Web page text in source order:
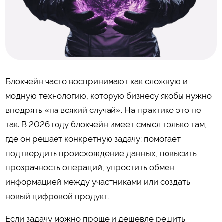
Блокчейн часто воспринимают как сложную и
модную технологию, которую бизнесу якобы нужно
внедрять «на всякий случай». На практике это не
так. В 2026 году блокчейн имеет смысл только там,
где он решает конкретную задачу: помогает
подтвердить происхождение данных, повысить
прозрачность операций, упростить обмен
информацией между участниками или создать
новый цифровой продукт.
Если задачу можно проще и дешевле решить